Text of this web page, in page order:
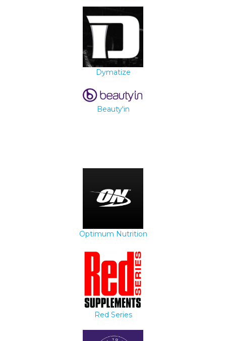
Dymatize
Beauty'in
Optimum Nutrition
Red Series